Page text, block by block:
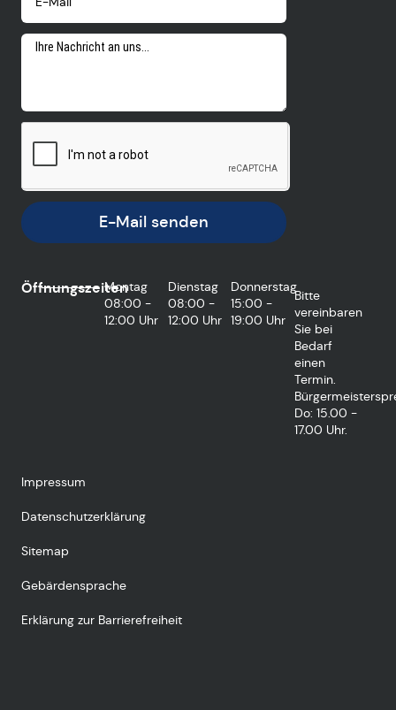
E-Mail senden
Öffnungszeiten
Montag
08:00 -
12:00 Uhr
Dienstag
08:00 -
12:00 Uhr
Donnerstag
15:00 -
19:00 Uhr
Bitte
vereinbaren
Sie bei
Bedarf
einen
Termin.
Do: 15.00 -
17.00 Uhr.
Impressum
Datenschutzerklärung
Sitemap
Gebärdensprache
Erklärung zur Barrierefreiheit